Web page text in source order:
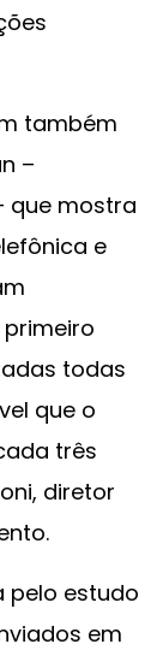
também
–
que mostra
e
todas
que o
três
diretor
pelo estudo
em